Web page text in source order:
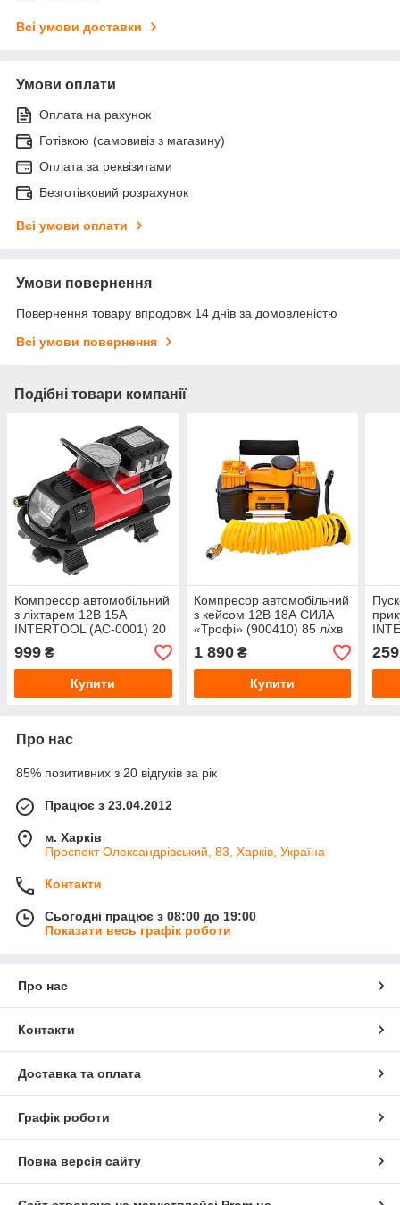
Всі умови доставки
Умови оплати
Оплата на рахунок
Готівкою (самовивіз з магазину)
Оплата за реквізитами
Безготівковий розрахунок
Всі умови оплати
Умови повернення
Повернення товару впродовж 14 днів за домовленістю
Всі умови повернення
Подібні товари компанії
Компресор автомобільний
з ліхтарем 12В 15А
INTERTOOL (AC-0001) 20
л/хв 7 атм
999 ₴
Купити
Компресор автомобільний
з кейсом 12В 18А СИЛА
«Трофі» (900410) 85 л/хв
10 атм
1 890₴
Купити
259
Про нас
85% позитивних з 20 відгуків за рік
Працює з 23.04.2012
м. Харків
Проспект Олександрівський, 83, Харків, Україна
Контакти
Сьогодні працює з 08:00 до 19:00
Показати весь графік роботи
Про нас
Контакти
Доставка та оплата
Графік роботи
Повна версія сайту